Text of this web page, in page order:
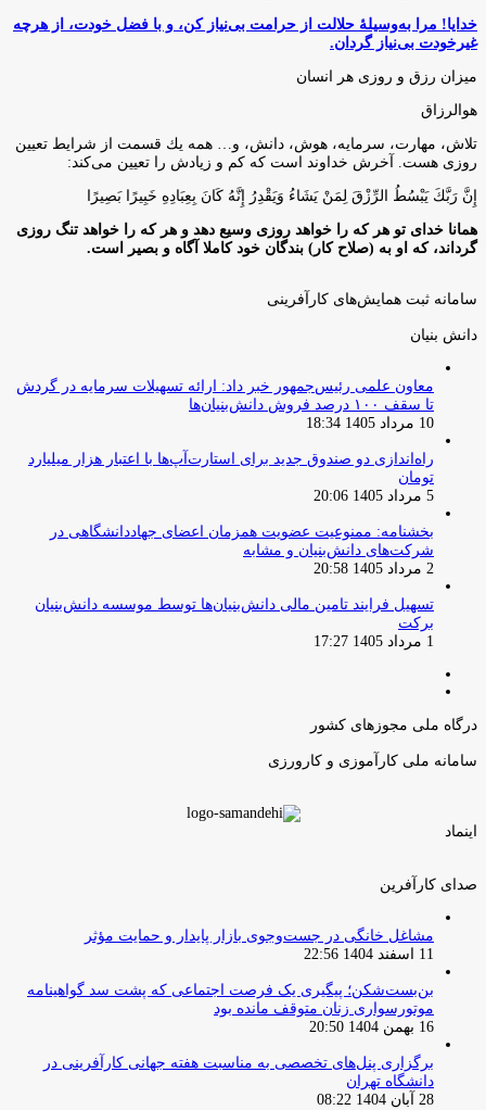
خدایا! مرا به‌وسیلۀ حلالت از حرامت بی‌نیاز کن، و با فضل خودت، از هرچه
غیرخودت بی‌نیاز گردان.
میزان رزق و روزی هر انسان
هوالرزاق
تلاش، مهارت، سرمايه، هوش، دانش، و… همه يك قسمت از شرايط تعيين
روزى هست. آخرش خداوند است كه كم و زيادش را تعيين مى‌كند:
إِنَّ رَبَّكَ يَبْسُطُ الرِّزْقَ لِمَنْ يَشَاءُ وَيَقْدِرُ إِنَّهُ كَانَ بِعِبَادِهِ خَبِيرًا بَصِيرًا
همانا خدای تو هر که را خواهد روزی وسیع دهد و هر که را خواهد تنگ روزی
گرداند، که او به (صلاح کار) بندگان خود کاملا آگاه و بصیر است.
سامانه ثبت همایش‌های کارآفرینی
دانش‌ بنیان‌
معاون علمی رئیس‌جمهور خبر داد: ارائه تسهیلات سرمایه در گردش
تا سقف ۱۰۰ درصد فروش دانش‌بنیان‌ها
10 مرداد 1405 18:34
راه‌اندازی دو صندوق جدید برای استارت‌آپ‌ها با اعتبار هزار میلیارد
تومان
5 مرداد 1405 20:06
بخشنامه: ممنوعیت عضویت همزمان اعضای جهاددانشگاهی در
شرکت‌های دانش‌بنیان و مشابه
2 مرداد 1405 20:58
تسهیل فرایند تامین مالی دانش‌بنیان‌ها توسط موسسه دانش‌بنیان
برکت
1 مرداد 1405 17:27
درگاه ملی مجوزهای کشور
سامانه ملی کارآموزی و کارورزی
اینماد
صدای کارآفرین
مشاغل خانگی در جست‌وجوی بازار پایدار و حمایت مؤثر
11 اسفند 1404 22:56
بن‌بست‌شکن؛ پیگیری یک فرصت اجتماعی که پشت سد گواهینامه
موتورسواری زنان متوقف مانده بود
16 بهمن 1404 20:50
برگزاری پنل‌های تخصصی به مناسبت هفته جهانی کارآفرینی در
دانشگاه تهران
28 آبان 1404 08:22